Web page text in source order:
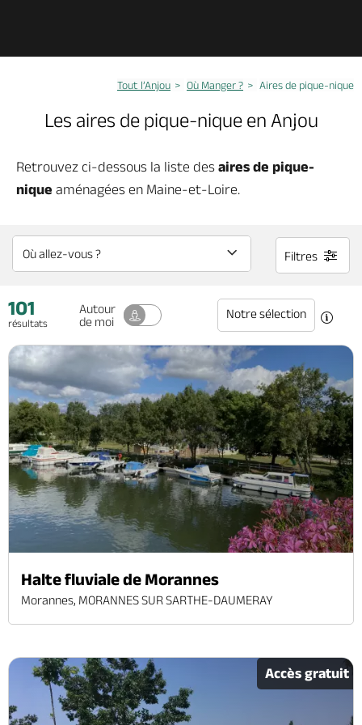
Séjours, cadeaux
Billetterie en ligne
Brochures & Cartes Offices de tourisme Comment venir ? Ecrivez-nous
Tout l’Anjou Où Manger ? Aires de pique-nique
Les aires de pique-nique en Anjou
Retrouvez ci-dessous la liste des aires de pique-
nique aménagées en Maine-et-Loire.
Filtres
101
résultats
Autour
de moi
Notre sélection
Halte fluviale de Morannes
Morannes, MORANNES SUR SARTHE-DAUMERAY
Accès gratuit